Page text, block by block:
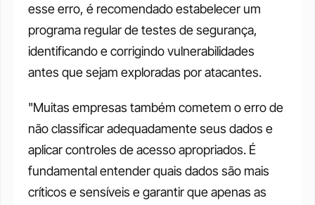
esse erro, é recomendado estabelecer um
programa regular de testes de segurança,
identificando e corrigindo vulnerabilidades
antes que sejam exploradas por atacantes.
"Muitas empresas também cometem o erro de
não classificar adequadamente seus dados e
aplicar controles de acesso apropriados. É
fundamental entender quais dados são mais
críticos e sensíveis e garantir que apenas as